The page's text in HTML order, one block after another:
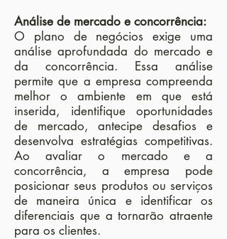
Análise de mercado e concorrência:
O plano de negócios exige uma
análise aprofundada do mercado e
da concorrência. Essa análise
permite que a empresa compreenda
melhor o ambiente em que está
inserida, identifique oportunidades
de mercado, antecipe desafios e
desenvolva estratégias competitivas.
Ao avaliar o mercado e a
concorrência, a empresa pode
posicionar seus produtos ou serviços
de maneira única e identificar os
diferenciais que a tornarão atraente
para os clientes.